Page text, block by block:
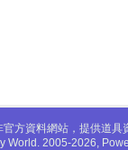
方資料網站，提供道
2005-2026,